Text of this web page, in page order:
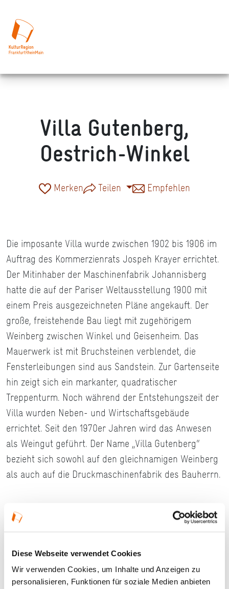
Diese Webseite verwendet Cookies
Wir verwenden Cookies, um Inhalte und Anzeigen zu
personalisieren, Funktionen für soziale Medien anbieten
Villa Gutenberg,
Oestrich-Winkel
Merken Teilen Empfehlen
Die imposante Villa wurde zwischen 1902 bis 1906 im
Auftrag des Kommerzienrats Jospeh Krayer errichtet.
Der Mitinhaber der Maschinenfabrik Johannisberg
hatte die auf der Pariser Weltausstellung 1900 mit
einem Preis ausgezeichneten Pläne angekauft. Der
große, freistehende Bau liegt mit zugehörigem
Weinberg zwischen Winkel und Geisenheim. Das
Mauerwerk ist mit Bruchsteinen verblendet, die
Fensterleibungen sind aus Sandstein. Zur Gartenseite
hin zeigt sich ein markanter, quadratischer
Treppenturm. Noch während der Entstehungszeit der
Villa wurden Neben- und Wirtschaftsgebäude
errichtet. Seit den 1970er Jahren wird das Anwesen
als Weingut geführt. Der Name „Villa Gutenberg“
bezieht sich sowohl auf den gleichnamigen Weinberg
als auch auf die Druckmaschinenfabrik des Bauherrn.
Ort und Anfahrt
Hauptstraße 157
65375 Oestrich-Winkel